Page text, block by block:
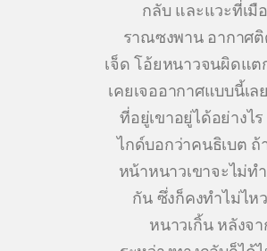
กลับ และแวะที่เมื
ราณซงพาน อากาศ
เจ็ด โอ้ยหนาวจนผิดแต
เคยเจออากาศแบบนี้เล
ที่อยู่เขาอยู่ได้อย่างไร
ไกด์บอกว่าคนธิเบต ถ้
หน้าหนาวเขาจะไม่ท
กัน ซึ่งก็คงทำไม่ไห
หนาวเกิ้น หลังจ